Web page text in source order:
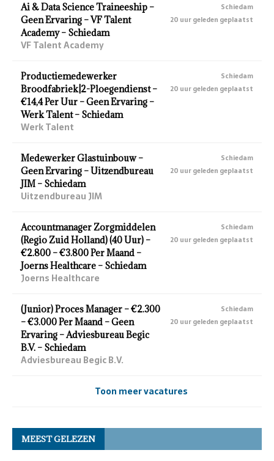
Ai & Data Science Traineeship –
Geen Ervaring – VF Talent
Academy – Schiedam
VF Talent Academy
Schiedam
20 uur geleden geplaatst
Productiemedewerker
Broodfabriek|2-Ploegendienst –
€14,4 Per Uur – Geen Ervaring –
Werk Talent – Schiedam
Werk Talent
Schiedam
20 uur geleden geplaatst
Medewerker Glastuinbouw –
Geen Ervaring – Uitzendbureau
JIM – Schiedam
Uitzendbureau JIM
Schiedam
20 uur geleden geplaatst
Accountmanager Zorgmiddelen
(Regio Zuid Holland) (40 Uur) –
€2.800 – €3.800 Per Maand –
Joerns Healthcare – Schiedam
Joerns Healthcare
Schiedam
20 uur geleden geplaatst
(Junior) Proces Manager – €2.300
– €3.000 Per Maand – Geen
Ervaring – Adviesbureau Begic
B.V. – Schiedam
Adviesbureau Begic B.V.
Schiedam
20 uur geleden geplaatst
Toon meer vacatures
MEEST GELEZEN